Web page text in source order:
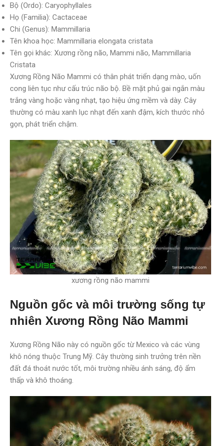
Bộ (Ordo): Caryophyllales
Họ (Familia): Cactaceae
Chi (Genus): Mammillaria
Tên khoa học: Mammillaria elongata cristata
Tên gọi khác: Xương rồng não, Mammi não, Mammillaria
Cristata
Xương Rồng Não Mammi có thân phát triển dạng mào, uốn
cong liên tục như cấu trúc não bộ. Bề mặt phủ gai ngắn màu
trắng vàng hoặc vàng nhạt, tạo hiệu ứng mềm và dày. Cây
thường có màu xanh lục nhạt đến xanh đậm, kích thước nhỏ
gọn, phát triển chậm.
xương rồng não mammi
Nguồn gốc và môi trường sống tự
nhiên Xương Rồng Não Mammi
Xương Rồng Não này có nguồn gốc từ Mexico và các vùng
khô nóng thuộc Trung Mỹ. Cây thường sinh trưởng trên nền
đất đá thoát nước tốt, môi trường nhiều ánh sáng, độ ẩm
thấp và khô thoáng.